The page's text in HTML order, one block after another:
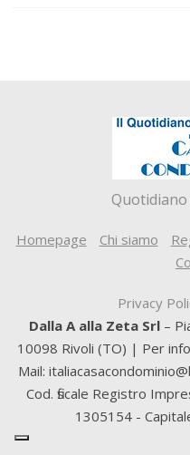
Homepage Chi siamo
Privacy
Dalla A alla Zeta Srl –
10098 Rivoli (TO) | Per
Mail:
Cod. fiscale Registro
1305154 -